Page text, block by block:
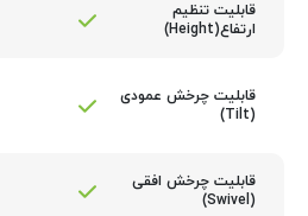
قابلیت تنظیم
ارتفاع(Height)
قابلیت چرخش عمودی
(Tilt)
قابلیت چرخش افقی
(Swivel)